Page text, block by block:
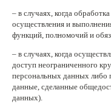
– в случаях, когда
осуществления и
функций, полномочий и
– в случаях, когда
доступ неограниченного
персональных данных либо
данные, сделанные
данных).